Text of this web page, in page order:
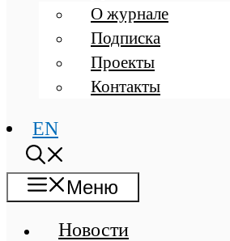
О журнале
Подписка
Проекты
Контакты
EN
Меню
Новости